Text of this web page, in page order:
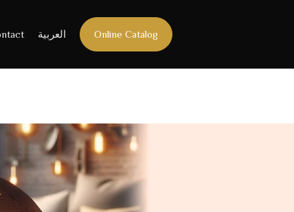
العربية Online Catalog